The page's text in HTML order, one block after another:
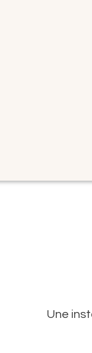
Une